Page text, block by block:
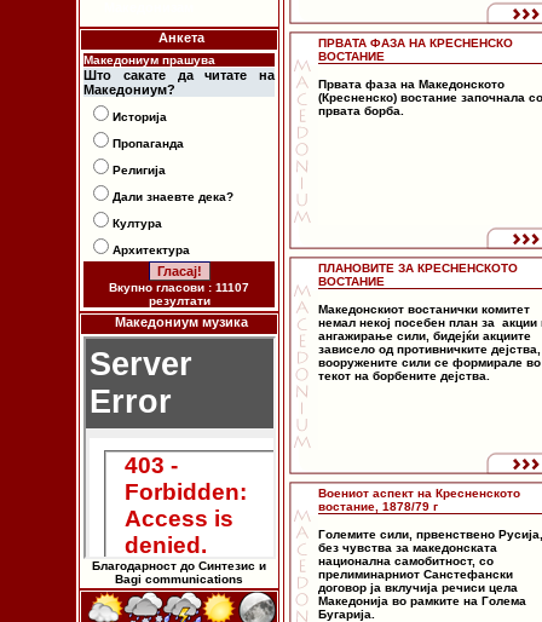
Анкета
Македониум прашува
Што сакате да читате на
Македониум?
Историја
Пропаганда
Религија
Дали знаевте дека?
Култура
Архитектура
Вкупно гласови : 11107
резултати
Македониум музика
Благодарност до Синтезис и
Bagi communications
ПРВАТА ФАЗА НА КРЕСНЕНСКО
ВОСТАНИЕ
Првата фаза на Македонското
(Кресненско) востание започнала со
првата борба.
ПЛАНОВИТЕ ЗА КРЕСНЕНСКОТО
ВОСТАНИЕ
Македонскиот востанички комитет
немал некој посебен план за акции
ангажирање сили, бидејќи акциите
зависело од противничките
вооружените сили се формирале во
текот на борбените дејства.
Воениот аспект на Кресненското
востание, 1878/79 г
Големите сили, првенствено Русија,
без чувства за македонската
национална самобитност, со
прелиминарниот Санстефански
договор ја вклучија речиси цела
Македонија во рамките на Голема
Бугарија.